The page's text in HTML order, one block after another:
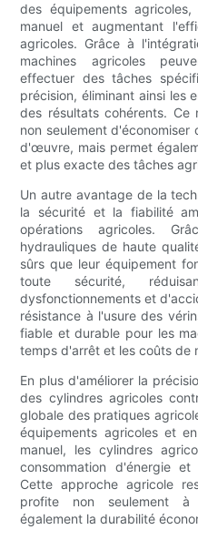
des équipements
manuel et augmentant
agricoles. Grâce à
machines agricoles
effectuer des tâches
précision, éliminant ainsi les
des résultats cohérents. Ce
non seulement
d'œuvre, mais permet
et plus exacte des tâches
Un autre avantage de la
la sécurité et la fiabilité
opérations agricoles.
hydrauliques de haute
sûrs que leur équipement
toute sécurité,
dysfonctionnements et
résistance à l'usure des
fiable et durable pour les
temps d'arrêt et les coûts de
En plus d'améliorer la
des cylindres agricoles
globale des pratiques
équipements agricoles et
manuel, les cylindres
consommation d'énergie
Cette approche agricole
profite non seulement à
également la durabilité